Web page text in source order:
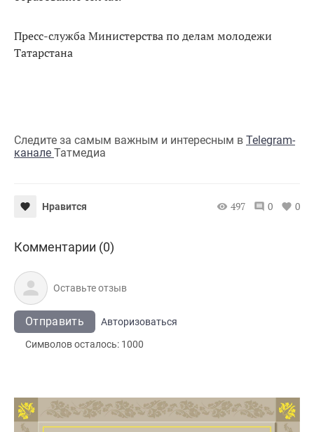
Пресс-служба Министерства по делам молодежи
Татарстана
Следите за самым важным и интересным в Telegram-
канале Татмедиа
Нравится 497 0 0
Комментарии (0)
Отправить
Авторизоваться
Символов осталось: 1000